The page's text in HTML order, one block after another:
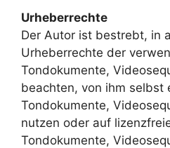
Urheberrechte
Der Autor ist bestrebt, in
Urheberrechte der
Tondokumente,
beachten, von ihm selbst
Tondokumente,
nutzen oder auf
Tondokumente,